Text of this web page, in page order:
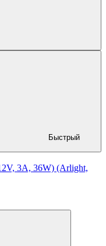
Быстрый
3A, 36W) (Arlight,